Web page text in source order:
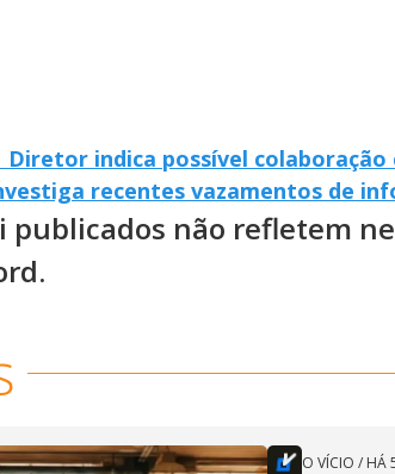
Diretor indica possível
recentes vazamentos de
publicados não refletem
O VÍCIO / HÁ